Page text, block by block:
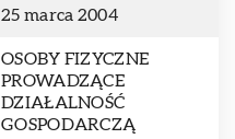
25 marca 2004
OSOBY FIZYCZNE
PROWADZĄCE
DZIAŁALNOŚĆ
GOSPODARCZĄ